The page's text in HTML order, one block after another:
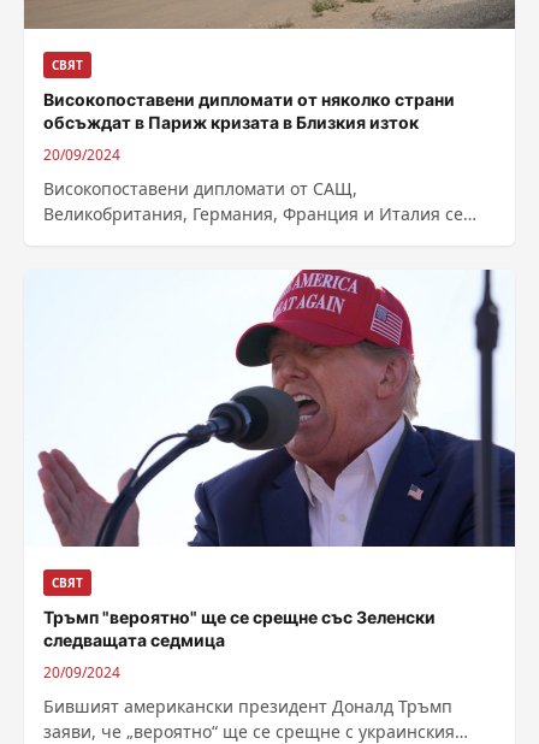
СВЯТ
Високопоставени дипломати от няколко страни
обсъждат в Париж кризата в Близкия изток
20/09/2024
Високопоставени дипломати от САЩ,
Великобритания, Германия, Франция и Италия се
СВЯТ
Тръмп "вероятно" ще се срещне със Зеленски
следващата седмица
20/09/2024
Бившият американски президент Доналд Тръмп
заяви, че „вероятно“ ще се срещне с украинския